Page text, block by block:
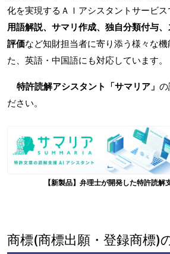
化を実現するＡＩアシスタントサービ
用語解説、サマリ作成、独自分類付与
評価など知財担当者に寄り添う様々な
た、英語・中国語にも対応しています。
特許読解アシスタント「サマリア」 の
ださい。
【新製品】弁理士が開発した特許読解
商標(商標出願・登録商標)